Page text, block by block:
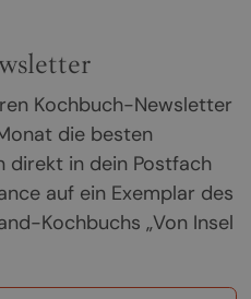
Kochbuch-Newsletter
die besten
direkt in dein Postfach
auf ein Exemplar des
Kochbuchs „Von Insel